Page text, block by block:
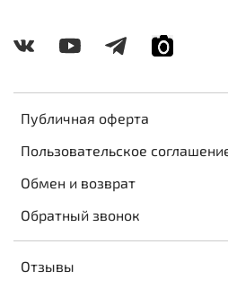
Публичная оферта
Пользовательское
Обмен и возврат
Обратный звонок
Отзывы